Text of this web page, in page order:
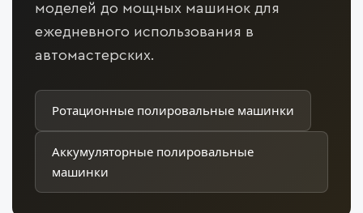
моделей до мощных машинок для
ежедневного использования в
автомастерских.
Ротационные полировальные машинки
Аккумуляторные полировальные
машинки